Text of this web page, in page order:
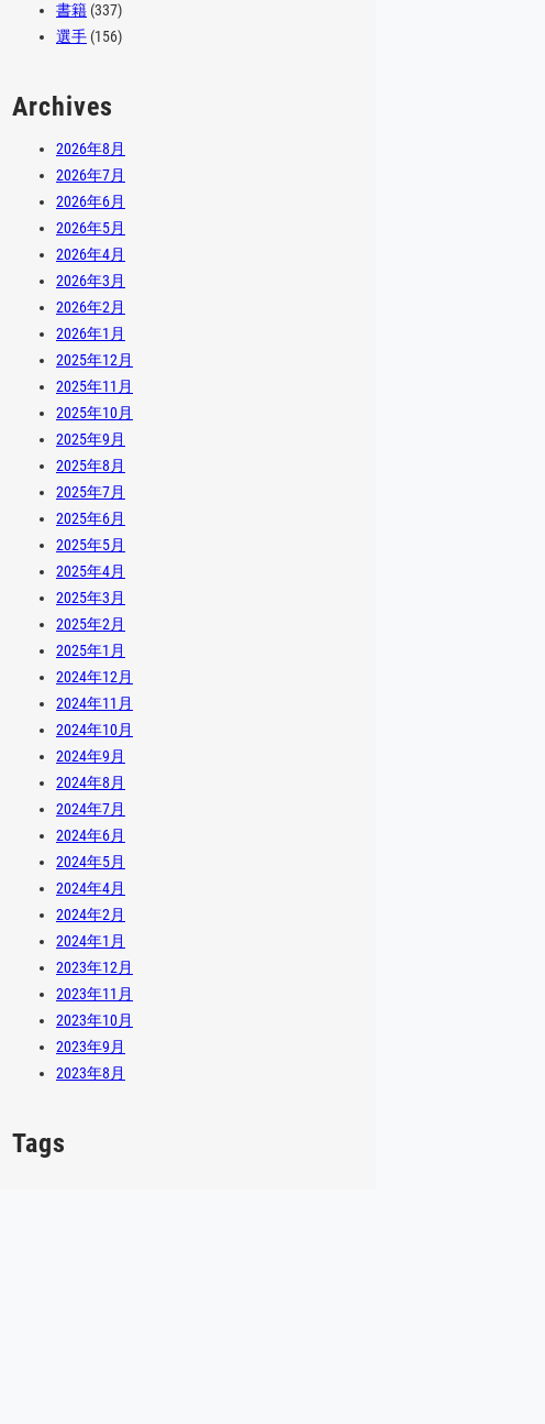
書籍 (337)
選手 (156)
Archives
2026年8月
2026年7月
2026年6月
2026年5月
2026年4月
2026年3月
2026年2月
2026年1月
2025年12月
2025年11月
2025年10月
2025年9月
2025年8月
2025年7月
2025年6月
2025年5月
2025年4月
2025年3月
2025年2月
2025年1月
2024年12月
2024年11月
2024年10月
2024年9月
2024年8月
2024年7月
2024年6月
2024年5月
2024年4月
2024年2月
2024年1月
2023年12月
2023年11月
2023年10月
2023年9月
2023年8月
Tags